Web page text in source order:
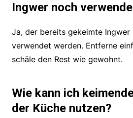
Ingwer noch
Ja, der bereits gekeimte Ingwer
verwendet werden. Entferne
schäle den Rest wie gewohnt.
Wie kann ich
der Küche nutzen?